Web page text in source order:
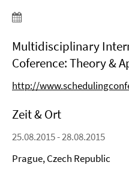
Multidisciplinary
Coference: Theory &
http://
Zeit & Ort
25.08.2015 - 28.08.2015
Prague, Czech Republic